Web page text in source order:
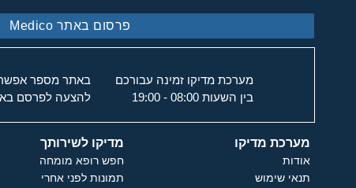
פרסום באתר Medico
מערכת מדיקו זמינה עבורכם
בין השעות 08:00 - 19:00
באתר מספר
להצעה לפרסם
מערכת מדיקו
אודות
תנאי שימוש
מדיקו לשירותך
חפש רופא מומחה
תמונות לפני אחרי